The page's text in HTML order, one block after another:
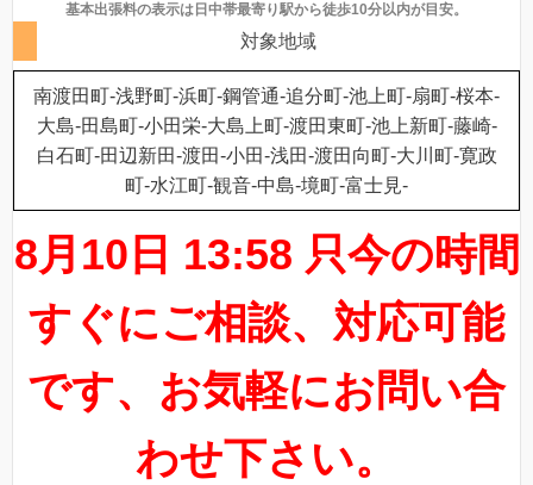
基本出張料の表示は日中帯最寄り駅から徒歩10分以内が目安。
対象地域
南渡田町-浅野町-浜町-鋼管通-追分町-池上町-扇町-桜本-
大島-田島町-小田栄-大島上町-渡田東町-池上新町-藤崎-
白石町-田辺新田-渡田-小田-浅田-渡田向町-大川町-寛政
町-水江町-観音-中島-境町-富士見-
8月10日 13:58 只今の時間
すぐにご相談、対応可能
です、お気軽にお問い合
わせ下さい。